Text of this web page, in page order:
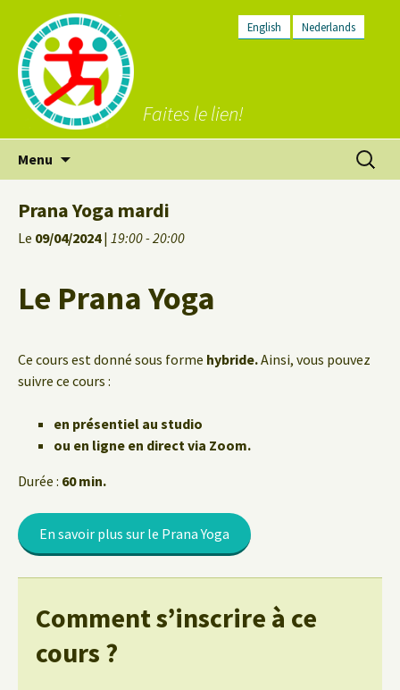
English Nederlands
Faites le lien!
Menu
Prana Yoga mardi
Le 09/04/2024| 19:00 - 20:00
Le Prana Yoga
Ce cours est donné sous forme hybride.Ainsi, vous pouvez
suivre ce cours :
en présentiel au studio
ou en ligne en direct via Zoom.
Durée : 60 min.
En savoir plus sur le Prana Yoga
Comment s’inscrire à ce
cours ?